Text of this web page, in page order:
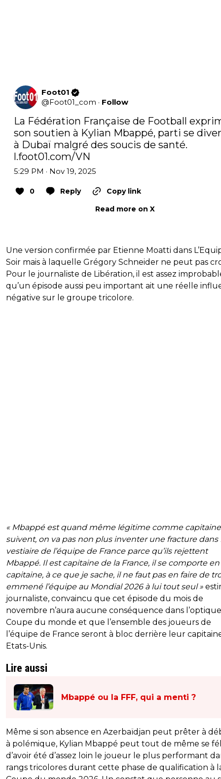
Foot01
@Foot01_com · Follow
La Fédération Française de Football
son soutien à Kylian Mbappé, parti se
l.foot01.com/VN
5:29 PM · Nov 19, 2025
0 Reply
Copy link
Read more on X
Une version confirmée par Etienne Moatti dans
Soir mais à laquelle Grégory Schneider ne peut pas
Pour le journaliste de Libération, il est assez
qu’un épisode aussi peu important ait une réelle
négative sur le groupe tricolore.
« Mbappé est quand même légitime comme
suivent, on va pas non plus inventer une fracture dans
vestiaire de l’équipe de France parce qu’ils rejettent
Mbappé. Il est capitaine de la France, il se comporte en
capitaine, à ce que je sache, il ne faut pas en faire de
emmené l’équipe au Mondial 2026 à lui tout seul »
journaliste, convaincu que cet épisode du mois de
novembre n’aura aucune conséquence dans
Coupe du monde et que l’ensemble des joueurs de
l’équipe de France seront à bloc derrière leur
Etats-Unis.
Lire aussi
Mbappé ou la FFF, qui a menti ?
Même si son absence en Azerbaïdjan peut prêter à
à polémique, Kylian Mbappé peut tout de même se
d’avoir été d’assez loin le joueur le plus performant
rangs tricolores durant cette phase de qualification à